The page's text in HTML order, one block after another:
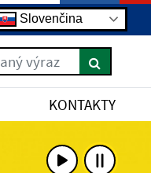
Slovenčina
výraz
KONTAKTY